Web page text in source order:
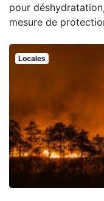
pour
mesure de
Locales